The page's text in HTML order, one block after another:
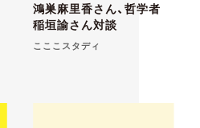
鴻巣麻里香さん、哲学者
稲垣諭さん対談
こここスタディ